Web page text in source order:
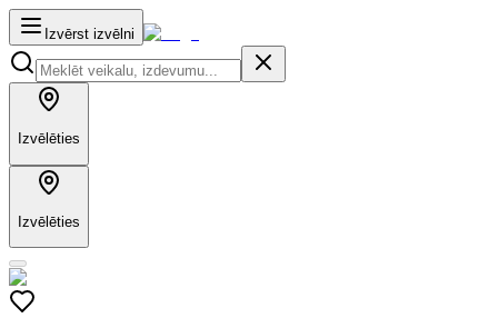
Izvērst izvēlni
Izvēlēties
Izvēlēties